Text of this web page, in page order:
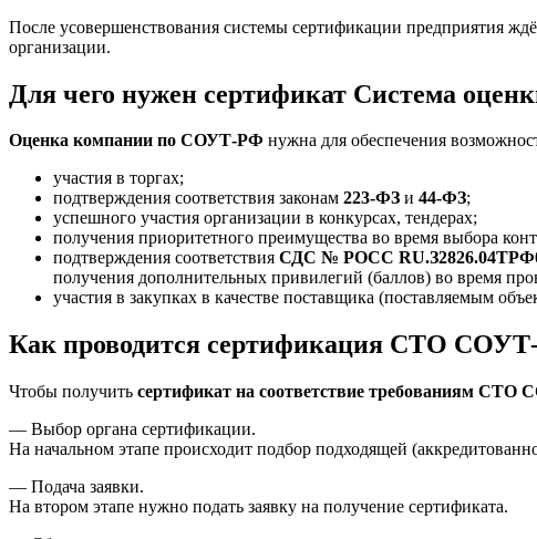
После усовершенствования системы сертификации предприятия
организации.
Для чего нужен сертификат Система
Оценка компании по СОУТ-РФ нужна для обеспечения
участия в торгах;
подтверждения соответствия законам 223-ФЗ и 44-ФЗ;
успешного участия организации в конкурсах, тендерах;
получения приоритетного преимущества во время выбора
подтверждения соответствия СДС № РОСС
получения дополнительных привилегий (баллов) во время
участия в закупках в качестве поставщика (поставляемым
Как проводится сертификация СТО
Чтобы получить сертификат на соответствие требованиям СТО
— Выбор органа сертификации.
На начальном этапе происходит подбор подходящей
— Подача заявки.
На втором этапе нужно подать заявку на получение сертификата.